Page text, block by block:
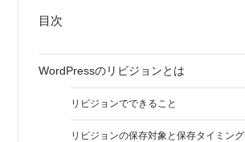
目次
WordPressのリビジョンとは
リビジョンでできること
リビジョンの保存対象と保存タイミング